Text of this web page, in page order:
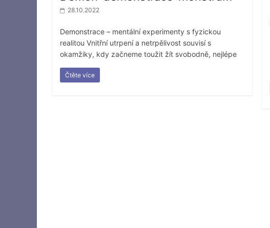
28.10.2022
Demonstrace – mentální experimenty s fyzickou
realitou Vnitřní utrpení a netrpělivost souvisí s
okamžiky, kdy začneme toužit žít svobodně, nejlépe
Čtěte více